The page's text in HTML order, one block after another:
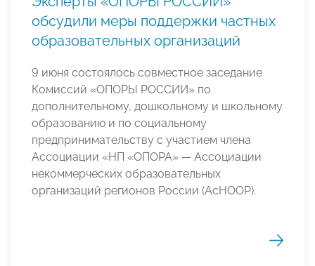
обсудили меры поддержки частных
образовательных организаций
9 июня состоялось совместное заседание
Комиссий «ОПОРЫ РОССИИ» по
дополнительному, дошкольному и школьному
образованию и по социальному
предпринимательству с участием члена
Ассоциации «НП «ОПОРА» — Ассоциации
некоммерческих образовательных
организаций регионов России (АсНООР).